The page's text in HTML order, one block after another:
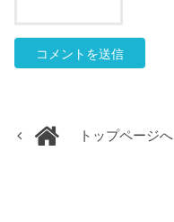
トップページへ